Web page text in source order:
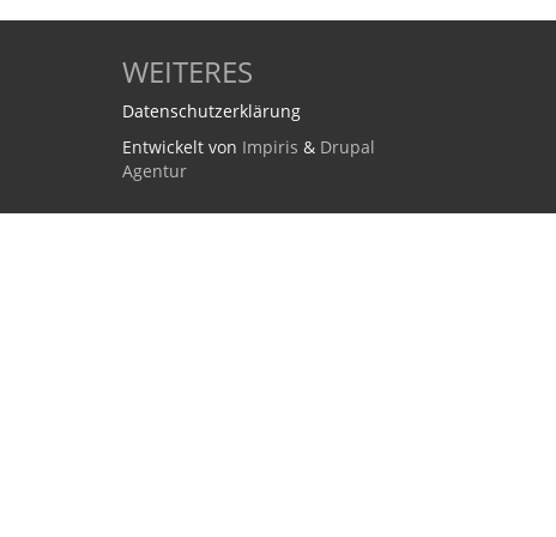
WEITERES
Datenschutzerklärung
Entwickelt von Impiris & Drupal
Agentur